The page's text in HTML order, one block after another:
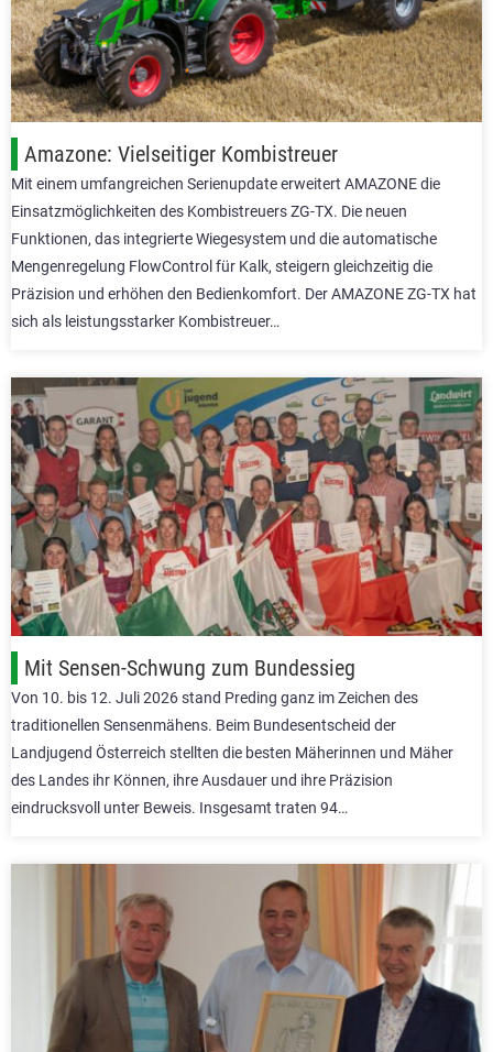
Amazone: Vielseitiger Kombistreuer
Mit einem umfangreichen Serienupdate erweitert AMAZONE die
Einsatzmöglichkeiten des Kombistreuers ZG-TX. Die neuen
Funktionen, das integrierte Wiegesystem und die automatische
Mengenregelung FlowControl für Kalk, steigern gleichzeitig die
Präzision und erhöhen den Bedienkomfort. Der AMAZONE ZG-TX hat
sich als leistungsstarker Kombistreuer…
Mit Sensen-Schwung zum Bundessieg
Von 10. bis 12. Juli 2026 stand Preding ganz im Zeichen des
traditionellen Sensenmähens. Beim Bundesentscheid der
Landjugend Österreich stellten die besten Mäherinnen und Mäher
des Landes ihr Können, ihre Ausdauer und ihre Präzision
eindrucksvoll unter Beweis. Insgesamt traten 94…